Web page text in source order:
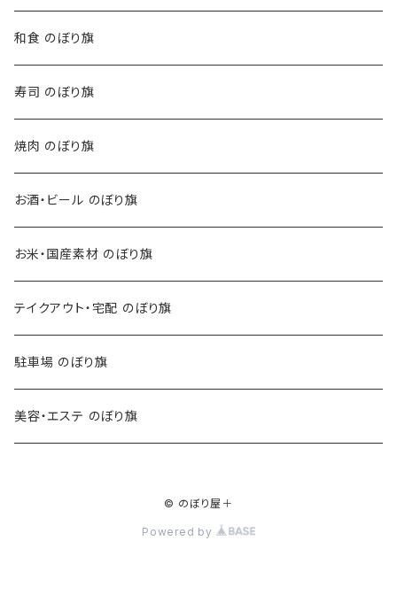
和食 のぼり旗
寿司 のぼり旗
焼肉 のぼり旗
お酒・ビール のぼり旗
お米・国産素材 のぼり旗
テイクアウト・宅配 のぼり旗
駐車場 のぼり旗
美容・エステ のぼり旗
© のぼり屋＋
Powered by